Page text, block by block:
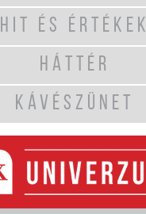
HIT ÉS ÉRTÉKEK
HÁTTÉR
KÁVÉSZÜNET